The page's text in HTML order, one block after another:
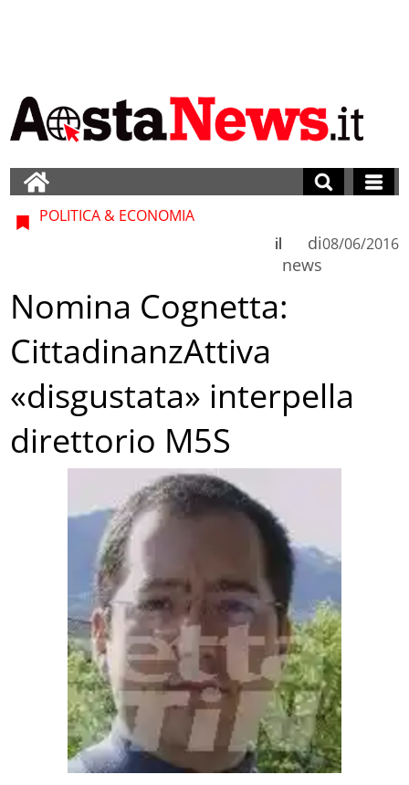
POLITICA & ECONOMIA
di
news
il 08/06/2016
Nomina Cognetta:
CittadinanzAttiva
«disgustata» interpella
direttorio M5S